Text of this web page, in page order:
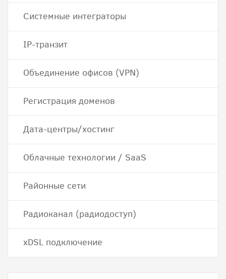
Системные интеграторы
IP-транзит
Объединение офисов (VPN)
Регистрация доменов
Дата-центры/хостинг
Облачные технологии / SaaS
Районные сети
Радиоканал (радиодоступ)
хDSL подключение